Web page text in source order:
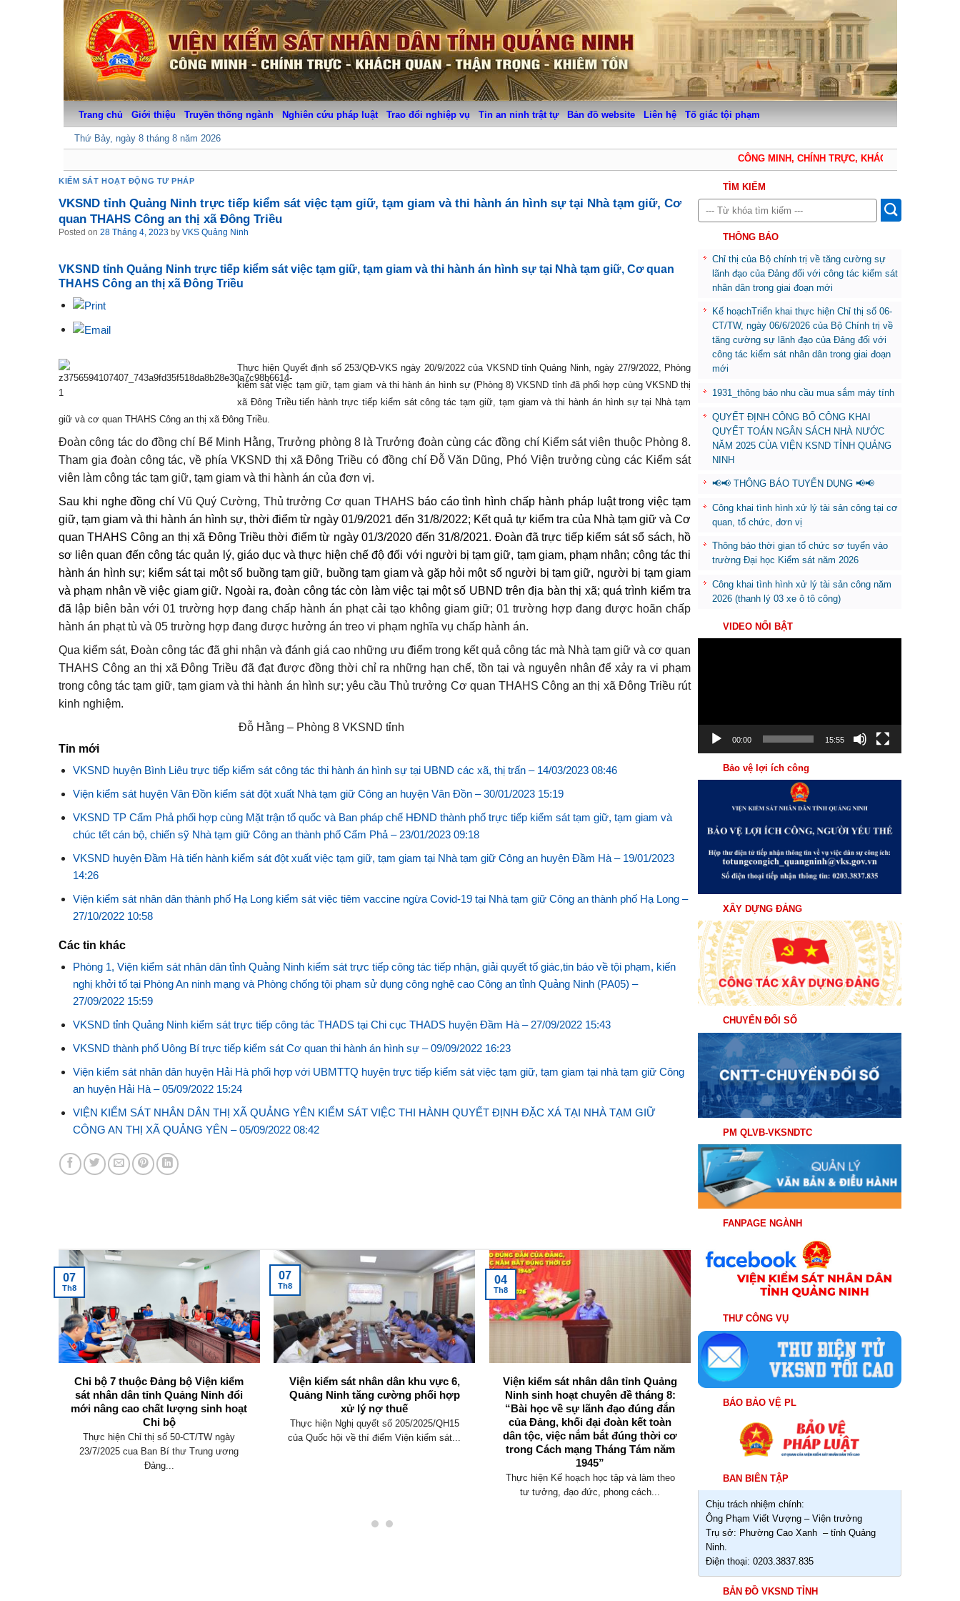
Trang chủ Giới thiệu Truyền thống ngành Nghiên cứu pháp luật Trao đổi nghiệp vụ Tin an ninh trật tự Bản đồ website Liên hệ Tố giác tội phạm
Thứ Bảy, ngày 8 tháng 8 năm 2026
CÔNG MINH, CHÍNH TRỰC, KHÁCH QUAN, THẬN
KIỂM SÁT HOẠT ĐỘNG TƯ PHÁP
VKSND tỉnh Quảng Ninh trực tiếp kiểm sát việc tạm giữ, tạm giam và thi hành án hình sự tại Nhà tạm giữ, Cơ
quan THAHS Công an thị xã Đông Triều
Posted on 28 Tháng 4, 2023 by VKS Quảng Ninh
VKSND tỉnh Quảng Ninh trực tiếp kiểm sát việc tạm giữ, tạm giam và thi hành án hình sự tại Nhà tạm giữ, Cơ quan
THAHS Công an thị xã Đông Triều
Thực hiện Quyết định số 253/QĐ-VKS ngày 20/9/2022 của VKSND tỉnh Quảng Ninh, ngày 27/9/2022, Phòng
kiểm sát việc tạm giữ, tạm giam và thi hành án hình sự (Phòng 8) VKSND tỉnh đã phối hợp cùng VKSND thị
xã Đông Triều tiến hành trực tiếp kiểm sát công tác tạm giữ, tạm giam và thi hành án hình sự tại Nhà tạm
giữ và cơ quan THAHS Công an thị xã Đông Triều.
Đoàn công tác do đồng chí Bế Minh Hằng, Trưởng phòng 8 là Trưởng đoàn cùng các đồng chí Kiểm sát viên thuộc Phòng 8.
Tham gia đoàn công tác, về phía VKSND thị xã Đông Triều có đồng chí Đỗ Văn Dũng, Phó Viện trưởng cùng các Kiểm sát
viên làm công tác tạm giữ, tạm giam và thi hành án của đơn vị.
Sau khi nghe đồng chíVũ Quý Cường, Thủ trưởng Cơ quan THAHS báo cáo tình hình chấp hành pháp luật trong việc tạm
giữ, tạm giam và thi hành án hình sự, thời điểm từ ngày 01/9/2021 đến 31/8/2022; Kết quả tự kiểm tra của Nhà tạm giữ và Cơ
quan THAHS Công an thị xã Đông Triều thời điểm từ ngày 01/3/2020 đến 31/8/2021. Đoàn đã trực tiếp kiểm sát sổ sách, hồ
sơ liên quan đến công tác quản lý, giáo dục và thực hiện chế độ đối với người bị tạm giữ, tạm giam, phạm nhân; công tác thi
hành án hình sự; kiểm sát tại một số buồng tạm giữ, buồng tạm giam và gặp hỏi một số người bị tạm giữ, người bị tạm giam
và phạm nhân về việc giam giữ. Ngoài ra, đoàn công tác còn làm việc tại một số UBND trên địa bàn thị xã; quá trình kiểm tra
đã l ập biên bản với 01 trường hợp đang chấp hành án phạt cải tạo không giam giữ; 01 trường hợp đang được hoãn chấp
hành án phạt tù và 05 trường hợp đang được hưởng án treo vi phạm nghĩa vụ chấp hành án.
Qua kiểm sát, Đoàn công tác đã ghi nhận và đánh giá cao những ưu điểm trong kết quả công tác mà Nhà tạm giữ và cơ quan
THAHS Công an thị xã Đông Triều đã đạt được đồng thời chỉ ra những hạn chế, tồn tại và nguyên nhân để xảy ra vi phạm
trong công tác tạm giữ, tạm giam và thi hành án hình sự; yêu cầu Thủ trưởng Cơ quan THAHS Công an thị xã Đông Triều rút
kinh nghiệm.
Đỗ Hằng – Phòng 8 VKSND tỉnh
Tin mới
VKSND huyện Bình Liêu trực tiếp kiểm sát công tác thi hành án hình sự tại UBND các xã, thị trấn – 14/03/2023 08:46
Viện kiểm sát huyện Vân Đồn kiểm sát đột xuất Nhà tạm giữ Công an huyện Vân Đồn –30/01/2023 15:19
VKSND TP Cẩm Phả phối hợp cùng Mặt trận tổ quốc và Ban pháp chế HĐND thành phố trực tiếp kiểm sát tạm giữ, tạm giam và
chúc tết cán bộ, chiến sỹ Nhà tạm giữ Công an thành phố Cẩm Phả – 23/01/2023 09:18
VKSND huyện Đầm Hà tiến hành kiểm sát đột xuất việc tạm giữ, tạm giam tại Nhà tạm giữ Công an huyện Đầm Hà – 19/01/2023
14:26
Viện kiểm sát nhân dân thành phố Hạ Long kiểm sát việc tiêm vaccine ngừa Covid-19 tại Nhà tạm giữ Công an thành phố Hạ Long –
27/10/2022 10:58
Các tin khác
Phòng 1, Viện kiểm sát nhân dân tỉnh Quảng Ninh kiểm sát trực tiếp công tác tiếp nhận, giải quyết tố giác,tin báo về tội phạm, kiến
nghị khởi tố tại Phòng An ninh mạng và Phòng chống tội phạm sử dụng công nghệ cao Công an tỉnh Quảng Ninh (PA05) –
27/09/2022 15:59
VKSND tỉnh Quảng Ninh kiểm sát trực tiếp công tác THADS tại Chi cục THADS huyện Đầm Hà – 27/09/2022 15:43
VKSND thành phố Uông Bí trực tiếp kiểm sát Cơ quan thi hành án hình sự –09/09/2022 16:23
Viện kiểm sát nhân dân huyện Hải Hà phối hợp với UBMTTQ huyện trực tiếp kiểm sát việc tạm giữ, tạm giam tại nhà tạm giữ Công
an huyện Hải Hà –05/09/2022 15:24
VIỆN KIỂM SÁT NHÂN DÂN THỊ XÃ QUẢNG YÊN KIỂM SÁT VIỆC THI HÀNH QUYẾT ĐỊNH ĐẶC XÁ TẠI NHÀ TẠM GIỮ
CÔNG AN THỊ XÃ QUẢNG YÊN –05/09/2022 08:42
Chi bộ 7 thuộc Đảng bộ Viện kiểm
sát nhân dân tỉnh Quảng Ninh đổi
mới nâng cao chất lượng sinh hoạt
Chi bộ
Thực hiện Chỉ thị số 50-CT/TW ngày
23/7/2025 cua Ban Bí thư Trung ương
Đảng...
07
Th8
Viện kiểm sát nhân dân khu vực 6,
Quảng Ninh tăng cường phối hợp
xử lý nợ thuế
Thực hiện Nghị quyết số 205/2025/QH15
của Quốc hội về thí điểm Viện kiểm sát...
07
Th8
Viện kiểm sát nhân dân tỉnh Quảng
Ninh sinh hoạt chuyên đề tháng 8:
“Bài học về sự lãnh đạo đúng đắn
của Đảng, khối đại đoàn kết toàn
dân tộc, việc nắm bắt đúng thời cơ
trong Cách mạng Tháng Tám năm
1945”
Thực hiện Kế hoạch học tập và làm theo
tư tưởng, đạo đức, phong cách...
04
Th8
Viện kiểm sát nhân dân tỉnh Quảng
Ninh tổ chức Hội nghị giao ban trực
tuyến triển khai nhiệm vụ trọng tâm
tháng 8/2026
Sáng ngày 03/8/2026, Viện kiểm sát nhân
dân (VKSND) tỉnh Quảng Ninh tổ chức
TÌM KIẾM
THÔNG BÁO
Chỉ thị của Bộ chính trị về tăng cường sự
lãnh đạo của Đảng đối với công tác kiểm sát
nhân dân trong giai đoạn mới
Kế hoạchTriển khai thực hiện Chỉ thị số 06-
CT/TW, ngày 06/6/2026 của Bộ Chính trị về
tăng cường sự lãnh đạo của Đảng đối với
công tác kiểm sát nhân dân trong giai đoạn
mới
1931_thông báo nhu cầu mua sắm máy tính
QUYẾT ĐỊNH CÔNG BỐ CÔNG KHAI
QUYẾT TOÁN NGÂN SÁCH NHÀ NƯỚC
NĂM 2025 CỦA VIỆN KSND TỈNH QUẢNG
NINH
📢📢 THÔNG BÁO TUYỂN DỤNG 📢📢
Công khai tình hình xử lý tài sản công tại cơ
quan, tổ chức, đơn vị
Thông báo thời gian tổ chức sơ tuyển vào
trường Đại học Kiểm sát năm 2026
Công khai tình hình xử lý tài sản công năm
2026 (thanh lý 03 xe ô tô công)
VIDEO NỔI BẬT
00:00 15:55
Bảo vệ lợi ích công
XÂY DỰNG ĐẢNG
CHUYỂN ĐỔI SỐ
PM QLVB-VKSNDTC
FANPAGE NGÀNH
THƯ CÔNG VỤ
BÁO BẢO VỆ PL
BAN BIÊN TẬP
Chịu trách nhiệm chính:
Ông Phạm Viết Vượng – Viện trưởng
Trụ sở: Phường Cao Xanh – tỉnh Quảng
Ninh.
Điện thoại: 0203.3837.835
BẢN ĐỒ VKSND TỈNH